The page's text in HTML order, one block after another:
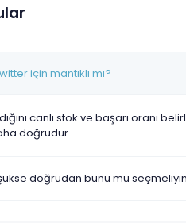
için mantıklı mı?
canlı stok ve başarı oranı
doğrudur.
doğrudan bunu mu